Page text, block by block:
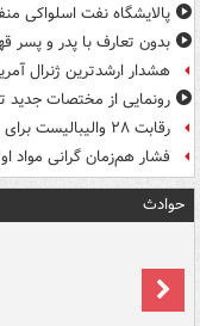
پالایشگاه نفت اسلواکی
بدون تعارف با پدر و پسر
هشدار ارشدترین ژنرال
رونمایی از مختصات جدید
رقابت ۲۸ والیبالیست برای حضور در فهرست نهایی تیم ملی
فشار هم‌زمان گرانی مواد
حوادث